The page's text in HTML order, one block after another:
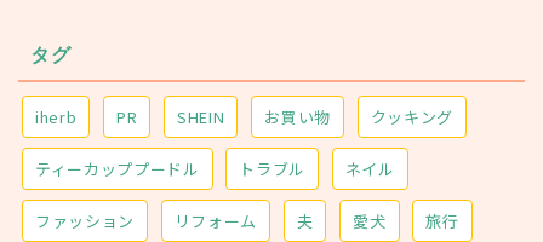
タグ
iherb PR SHEIN お買い物 クッキング
ティーカッププードル トラブル ネイル
ファッション リフォーム 夫 愛犬 旅行